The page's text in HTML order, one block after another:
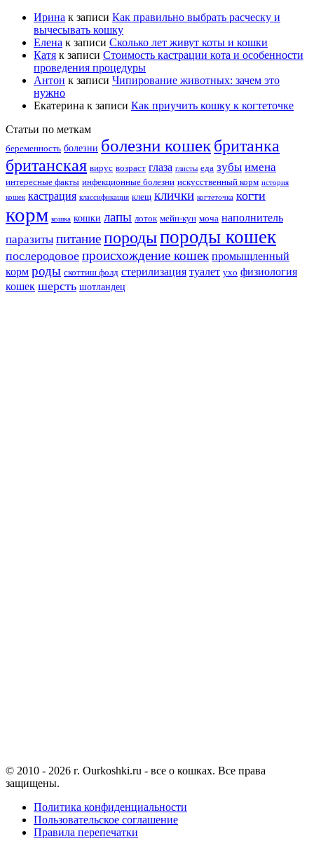
Ирина к записи Как правильно выбрать расческу и
вычесывать кошку
Елена к записи Сколько лет живут коты и кошки
Катя к записи Стоимость кастрации кота и особенности
проведения процедуры
Антон к записи Чипирование животных: зачем это
нужно
Екатерина к записи Как приучить кошку к когтеточке
Статьи по меткам
беременность болезни болезни кошекбританка
британская вирус возраст глаза глисты еда зубы имена
интересные факты инфекционные болезни искусственный корм история
кошек кастрация классификация клещ клички когтеточка когти
корм кошка кошки лапы лоток мейн-кун моча наполнитель
паразиты питаниепородыпороды кошек
послеродовое происхождение кошек промыщленный
корм роды скоттиш фолд стерилизация туалет ухо физиология
кошек шерсть шотландец
© 2010 - 2026 г. Ourkoshki.ru - все о кошках. Все права
защищены.
Политика конфиденциальности
Пользовательское соглашение
Правила перепечатки